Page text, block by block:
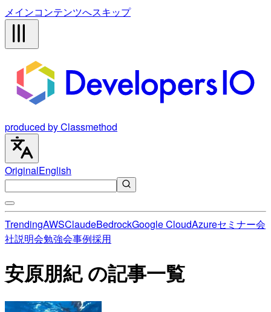
メインコンテンツへスキップ
produced by Classmethod
OriginalEnglish
TrendingAWSClaudeBedrockGoogle CloudAzureセミナー会
社説明会勉強会事例採用
安原朋紀 の記事一覧